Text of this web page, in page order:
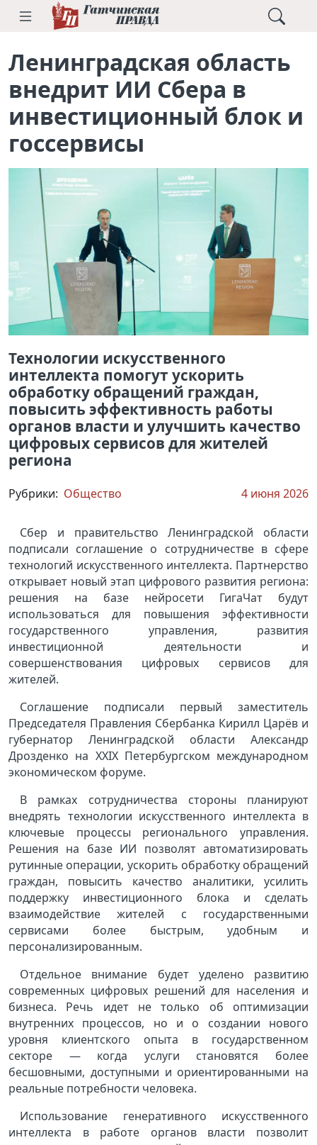
Ленинградская область
внедрит ИИ Сбера в
инвестиционный блок и
госсервисы
Технологии искусственного
интеллекта помогут ускорить
обработку обращений граждан,
повысить эффективность работы
органов власти и улучшить качество
цифровых сервисов для жителей
региона
Рубрики: Общество 4 июня 2026
Сбер и правительство Ленинградской области
подписали соглашение о сотрудничестве в сфере
технологий искусственного интеллекта. Партнерство
открывает новый этап цифрового развития региона:
решения на базе нейросети ГигаЧат будут
использоваться для повышения эффективности
государственного управления, развития
инвестиционной деятельности и
совершенствования цифровых сервисов для
жителей.
Соглашение подписали первый заместитель
Председателя Правления Сбербанка Кирилл Царёв и
губернатор Ленинградской области Александр
Дрозденко на XXIX Петербургском международном
экономическом форуме.
В рамках сотрудничества стороны планируют
внедрять технологии искусственного интеллекта в
ключевые процессы регионального управления.
Решения на базе ИИ позволят автоматизировать
рутинные операции, ускорить обработку обращений
граждан, повысить качество аналитики, усилить
поддержку инвестиционного блока и сделать
взаимодействие жителей с государственными
сервисами более быстрым, удобным и
персонализированным.
Отдельное внимание будет уделено развитию
современных цифровых решений для населения и
бизнеса. Речь идет не только об оптимизации
внутренних процессов, но и о создании нового
уровня клиентского опыта в государственном
секторе — когда услуги становятся более
бесшовными, доступными и ориентированными на
реальные потребности человека.
Использование генеративного искусственного
интеллекта в работе органов власти позволит